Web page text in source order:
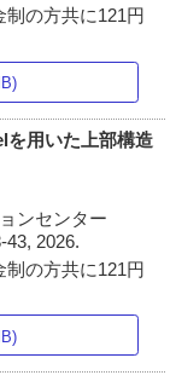
の方共に121円
用いた上部構造
ンセンター
43, 2026.
の方共に121円